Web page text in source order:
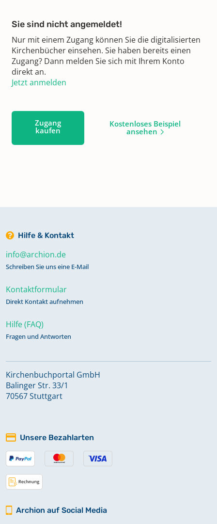
Sie sind nicht angemeldet!
Nur mit einem Zugang können Sie die digitalisierten
Kirchenbücher einsehen. Sie haben bereits einen
Zugang? Dann melden Sie sich mit Ihrem Konto
direkt an.
Jetzt anmelden
Zugang
kaufen
Kostenloses Beispiel
ansehen
Hilfe & Kontakt
info@archion.de
Schreiben Sie uns eine E-Mail
Kontaktformular
Direkt Kontakt aufnehmen
Hilfe (FAQ)
Fragen und Antworten
Kirchenbuchportal GmbH
Balinger Str. 33/1
70567 Stuttgart
Unsere Bezahlarten
Archion auf Social Media